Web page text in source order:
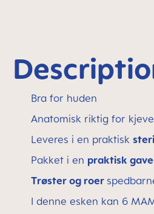
Bra for huden
Anatomisk riktig for
Leveres i en praktisk
Pakket i en praktisk
Trøster og roer
I denne esken kan 6